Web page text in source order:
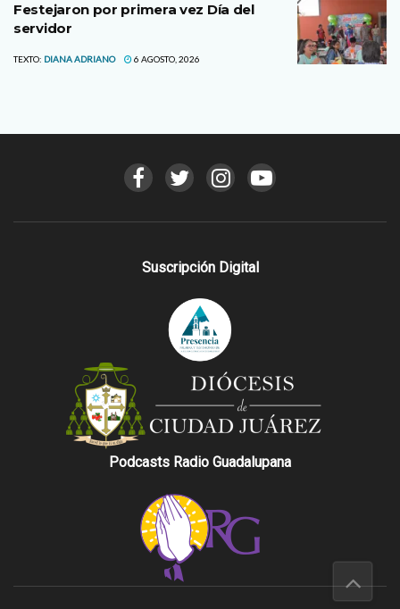
Festejaron por primera vez Día del
servidor
TEXTO: DIANA ADRIANO 6 AGOSTO, 2026
Suscripción Digital
Podcasts Radio Guadalupana